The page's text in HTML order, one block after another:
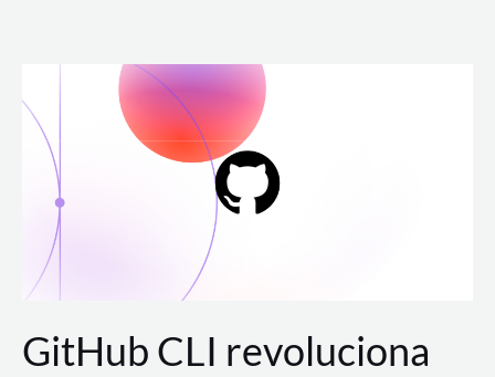
para
conteúdo
GitHub CLI revoluciona